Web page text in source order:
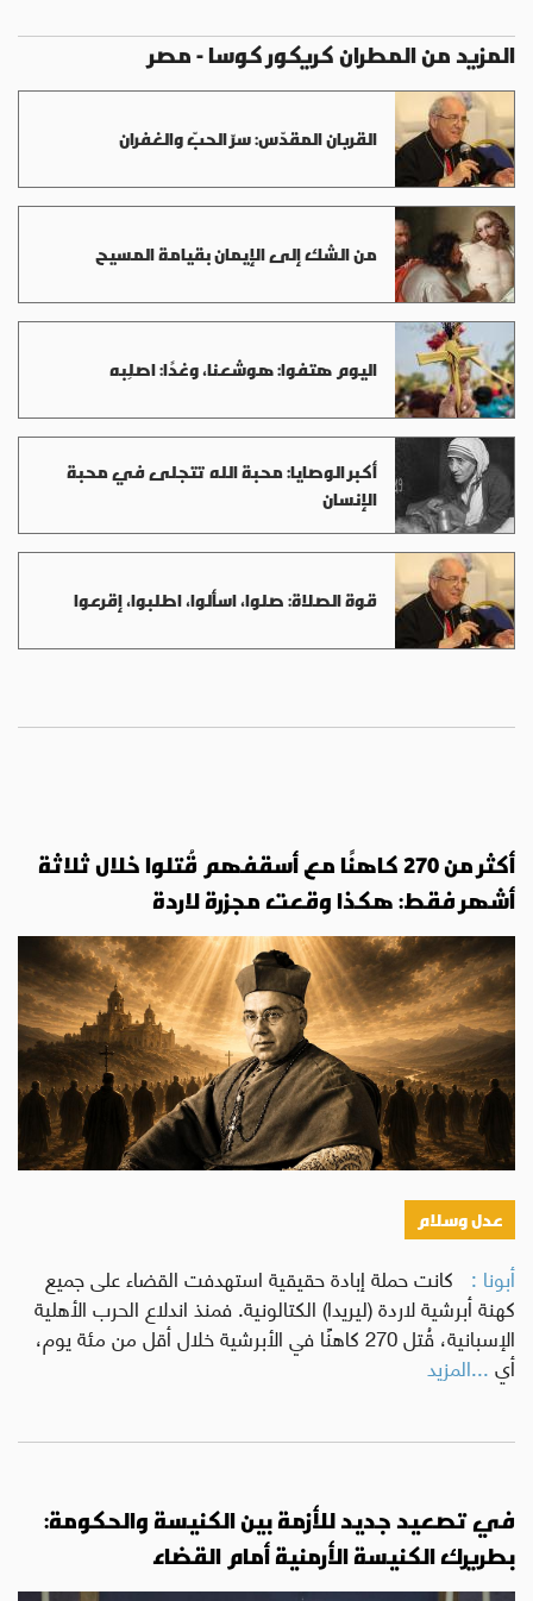
المزيد من المطران كريكور كوسا - مصر
القربان المقدّس: سرّ الحبّ والغفران
من الشك إلى الإيمان بقيامة المسيح
اليوم هتفوا: هوشعنا، وغدًا: اصلِبه
أكبر الوصايا: محبة الله تتجلى في محبة
الإنسان
قوة الصلاة: صلوا، اسألوا، اطلبوا، إقرعوا
أكثر من 270 كاهنًا مع أسقفهم قُتلوا خلال ثلاثة
أشهر فقط: هكذا وقعت مجزرة لاردة
عدل وسلام
أبونا : كانت حملة إبادة حقيقية استهدفت القضاء على جميع
كهنة أبرشية لاردة (ليريدا) الكتالونية. فمنذ اندلاع الحرب الأهلية
الإسبانية، قُتل 270 كاهنًا في الأبرشية خلال أقل من مئة يوم،
أي...المزيد
في تصعيد جديد للأزمة بين الكنيسة والحكومة:
بطريرك الكنيسة الأرمنية أمام القضاء